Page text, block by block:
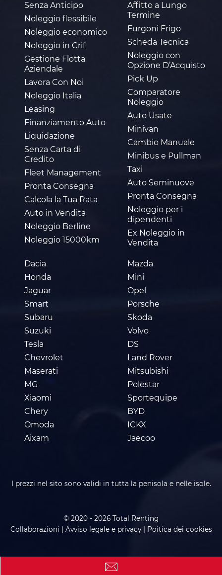
Senza Anticipo
Noleggio flessibile
Noleggio economico
Noleggio in Crif
Gestione Flotta
Aziendale
Lavora Con Noi
Noleggio Italia
Leasing
Finanziamento Auto
Liquidazione
Senza Carta di
Credito
Fleet Management
Pronta Consegna
Calcola la Tua Rata
Auto in Vendita
Noleggio Berline
Noleggio 15000km
Dacia
Honda
Jaguar
Smart
Subaru
Suzuki
Tesla
Chevrolet
Maserati
MG
Xiaomi
Chery
Omoda
Aixam
Mazda
Mini
Opel
Porsche
Skoda
Volvo
DS
Land Rover
Mitsubishi
Polestar
Sportequipe
BYD
ICKX
Jaecoo
Affitto a Lungo
Termine
Furgoni Frigo
Scheda Tecnica
Noleggio con
Opzione D’Acquisto
Pick Up
Comparatore
Noleggio
Auto Usate
Minivan
Cambio Manuale
Minibus e Pullman
Taxi
Auto Seminuove
Pronta Consegna
Noleggio per i
dipendenti
Ex Noleggio in
Vendita
I prezzi nel sito sono validi in tutta la penisola e nelle isole.
© 2020 - 2026 Total Renting
Collaborazioni
Avviso legale e privacy| Poitica dei cookies